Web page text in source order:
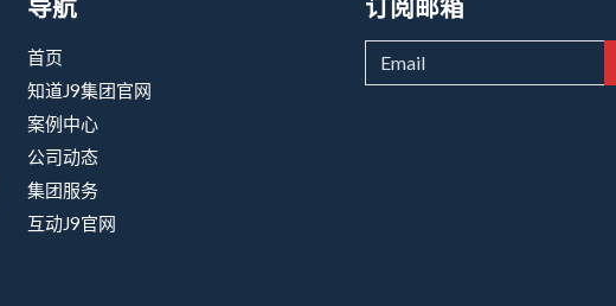
导航
首页
知道J9集团官网
案例中心
公司动态
集团服务
互动J9官网
订阅邮箱